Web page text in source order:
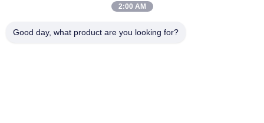
Technology Co., Ltd
2:00 AM
Good day, what product are you looking for?